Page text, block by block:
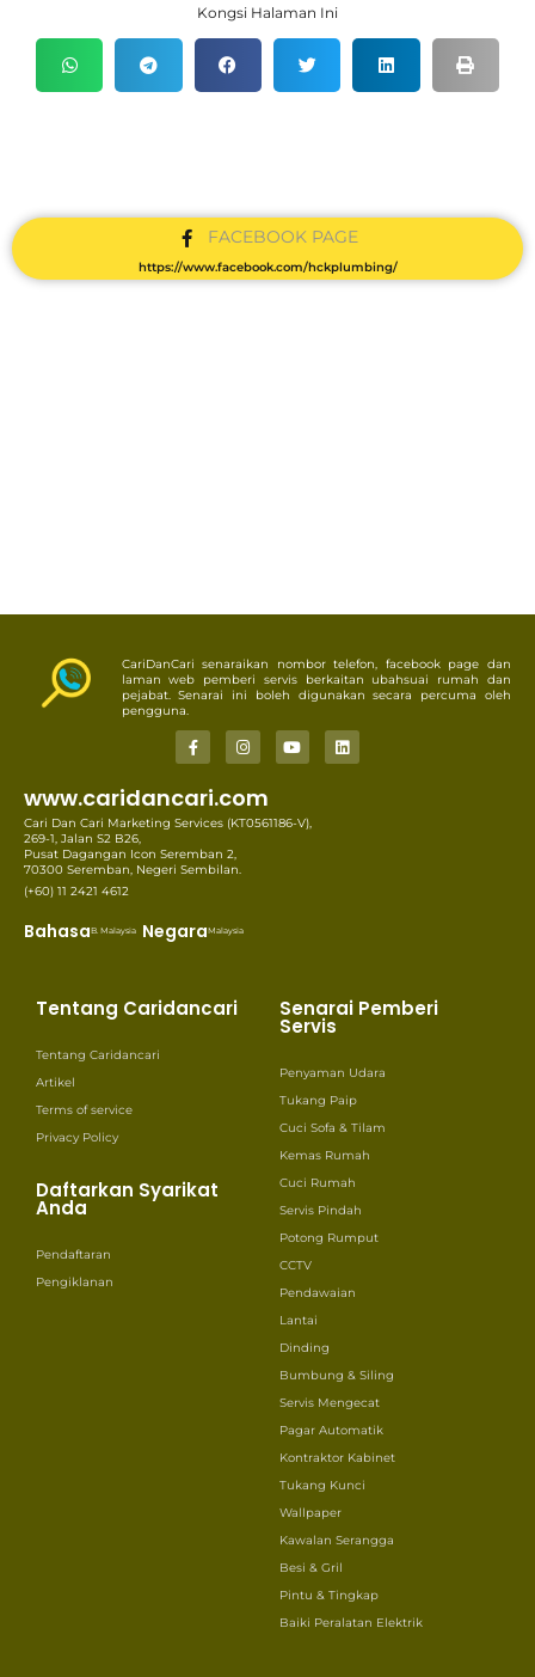
Kongsi Halaman Ini
FACEBOOK PAGE
https://www.facebook.com/hckplumbing/
CariDanCari senaraikan nombor telefon, facebook page dan
laman web pemberi servis berkaitan ubahsuai rumah dan
pejabat. Senarai ini boleh digunakan secara percuma oleh
pengguna.
www.caridancari.com
Cari Dan Cari Marketing Services (KT0561186-V),
269-1, Jalan S2 B26,
Pusat Dagangan Icon Seremban 2,
70300 Seremban, Negeri Sembilan.
(+60) 11 2421 4612
BahasaB. Malaysia NegaraMalaysia
Tentang Caridancari
Tentang Caridancari
Artikel
Terms of service
Privacy Policy
Daftarkan Syarikat
Anda
Pendaftaran
Pengiklanan
Senarai Pemberi
Servis
Penyaman Udara
Tukang Paip
Cuci Sofa & Tilam
Kemas Rumah
Cuci Rumah
Servis Pindah
Potong Rumput
CCTV
Pendawaian
Lantai
Dinding
Bumbung & Siling
Servis Mengecat
Pagar Automatik
Kontraktor Kabinet
Tukang Kunci
Wallpaper
Kawalan Serangga
Besi & Gril
Pintu & Tingkap
Baiki Peralatan Elektrik